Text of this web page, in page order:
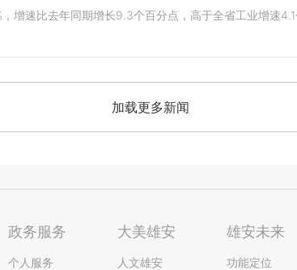
增速比去年同期增长9.3个百分点，高于全省工业增速
加载更多新闻
政务服务
个人服务
大美雄安
人文雄安
雄安未来
功能定位